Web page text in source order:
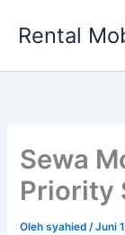
Rental
Sewa
Priority
Olehsyahied/Juni